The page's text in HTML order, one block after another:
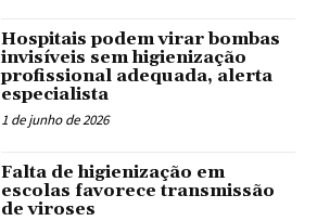
Hospitais podem virar bombas
invisíveis sem higienização
profissional adequada, alerta
especialista
1 de junho de 2026
Falta de higienização em
escolas favorece transmissão
de viroses